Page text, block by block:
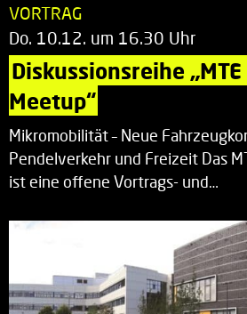
VORTRAG
Do. 10.12. um 16.30 Uhr
Diskussionsreihe
Meetup“
Mikromobilität – Neue
Pendelverkehr und Freizeit Das
ist eine offene Vortrags- und…